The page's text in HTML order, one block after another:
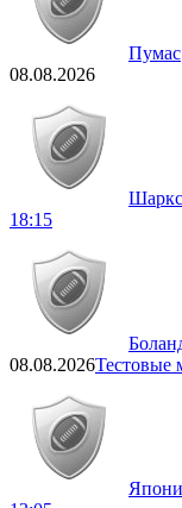
Пумас
08.08.2026
Шаркс
18:15
08.08.2026Тестовые